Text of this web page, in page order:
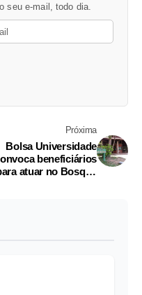
seu e-mail, todo dia.
Próxima
Bolsa Universidade
beneficiários
atuar no Bosque